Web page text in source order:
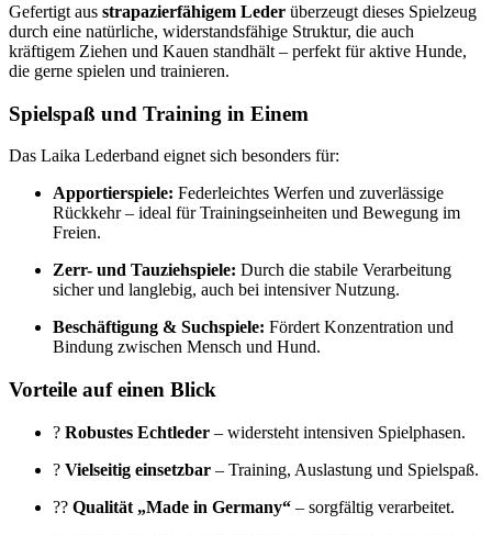
Gefertigt aus strapazierfähigem Leder überzeugt dieses Spielzeug
durch eine natürliche, widerstandsfähige Struktur, die auch
kräftigem Ziehen und Kauen standhält – perfekt für aktive Hunde,
die gerne spielen und trainieren.
Spielspaß und Training in Einem
Das Laika Lederband eignet sich besonders für:
Apportierspiele: Federleichtes Werfen und zuverlässige
Rückkehr – ideal für Trainingseinheiten und Bewegung im
Freien.
Zerr- und Tauziehspiele: Durch die stabile Verarbeitung
sicher und langlebig, auch bei intensiver Nutzung.
Beschäftigung & Suchspiele: Fördert Konzentration und
Bindung zwischen Mensch und Hund.
Vorteile auf einen Blick
? Robustes Echtleder – widersteht intensiven Spielphasen.
? Vielseitig einsetzbar – Training, Auslastung und Spielspaß.
?? Qualität „Made in Germany“ – sorgfältig verarbeitet.